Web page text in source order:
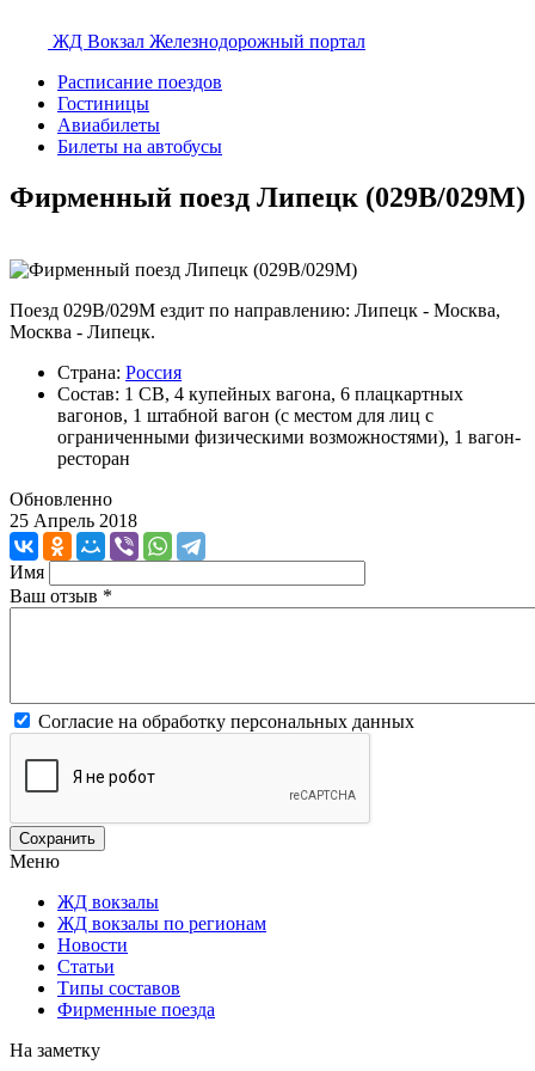
ЖД Вокзал Железнодорожный портал
Расписание поездов
Гостиницы
Авиабилеты
Билеты на автобусы
Фирменный поезд Липецк (029В/029М)
Поезд 029В/029М ездит по направлению: Липецк - Москва,
Москва - Липецк.
Страна: Россия
Состав: 1 СВ, 4 купейных вагона, 6 плацкартных
вагонов, 1 штабной вагон (с местом для лиц с
ограниченными физическими возможностями), 1 вагон-
ресторан
Обновленно
25 Апрель 2018
Имя
Ваш отзыв *
Согласие на обработку персональных данных
Меню
ЖД вокзалы
ЖД вокзалы по регионам
Новости
Статьи
Типы составов
Фирменные поезда
На заметку